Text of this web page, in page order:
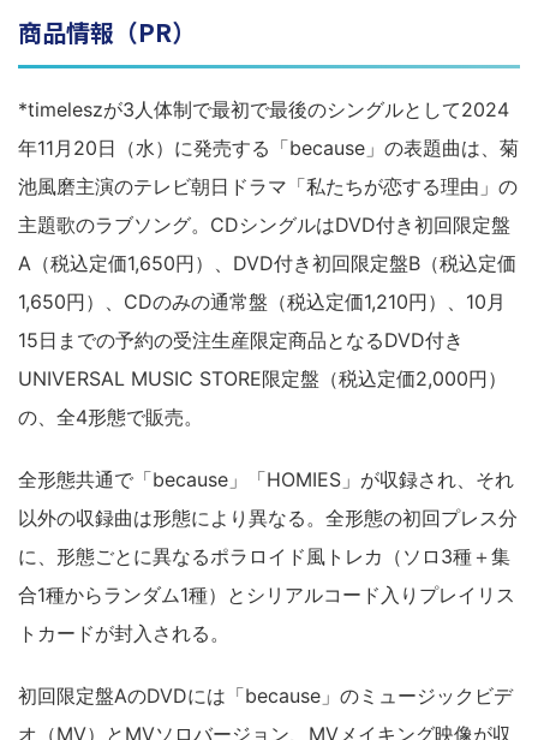
商品情報（PR）
*timeleszが3人体制で最初で最後のシングルとして2024
年11月20日（水）に発売する「because」の表題曲は、菊
池風磨主演のテレビ朝日ドラマ「私たちが恋する理由」の
主題歌のラブソング。CDシングルはDVD付き初回限定盤
A（税込定価1,650円）、DVD付き初回限定盤B（税込定価
1,650円）、CDのみの通常盤（税込定価1,210円）、10月
15日までの予約の受注生産限定商品となるDVD付き
UNIVERSAL MUSIC STORE限定盤（税込定価2,000円）
の、全4形態で販売。
全形態共通で「because」「HOMIES」が収録され、それ
以外の収録曲は形態により異なる。全形態の初回プレス分
に、形態ごとに異なるポラロイド風トレカ（ソロ3種＋集
合1種からランダム1種）とシリアルコード入りプレイリス
トカードが封入される。
初回限定盤AのDVDには「because」のミュージックビデ
オ（MV）とMVソロバージョン、MVメイキング映像が収